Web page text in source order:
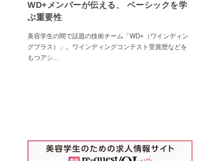
WD+メンバーが伝える、 ベーシックを学
ぶ重要性
美容学生の間で話題の技術チーム「WD+（ワインディン
グプラス）」。ワインディングコンテスト受賞歴などを
もつアシ...